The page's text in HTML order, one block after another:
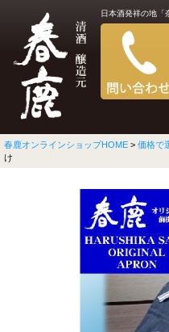
日本酒発祥の地「
春鹿オンラインショップHOME > 価格で
け